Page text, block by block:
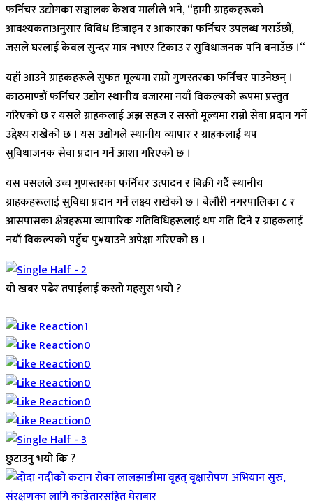
फर्निचर उद्योगका सञ्चालक केशव मालीले भने, “हामी ग्राहकहरूको
आवश्यकताअनुसार विविध डिजाइन र आकारका फर्निचर उपलब्ध गराउँछौं,
जसले घरलाई केवल सुन्दर मात्र नभएर टिकाउ र सुविधाजनक पनि बनाउँछ ।“
यहाँ आउने ग्राहकहरूले सुफत मूल्यमा राम्रो गुणस्तरका फर्निचर पाउनेछन् ।
काठमाण्डौं फर्निचर उद्योग स्थानीय बजारमा नयाँ विकल्पको रूपमा प्रस्तुत
गरिएको छ र यसले ग्राहकलाई अझ सहज र सस्तो मूल्यमा राम्रो सेवा प्रदान गर्ने
उद्देश्य राखेको छ । यस उद्योगले स्थानीय व्यापार र ग्राहकलाई थप
सुविधाजनक सेवा प्रदान गर्ने आशा गरिएको छ ।
यस पसलले उच्च गुणस्तरका फर्निचर उत्पादन र बिक्री गर्दै स्थानीय
ग्राहकहरूलाई सुविधा प्रदान गर्ने लक्ष्य राखेको छ । बेलौरी नगरपालिका ८ र
आसपासका क्षेत्रहरूमा व्यापारिक गतिविधिहरूलाई थप गति दिने र ग्राहकलाई
नयाँ विकल्पको पहुँच पु¥याउने अपेक्षा गरिएको छ ।
यो खबर पढेर तपाईलाई कस्तो महसुस भयो ?
1
0
0
0
0
0
छुटाउनु भयो कि ?